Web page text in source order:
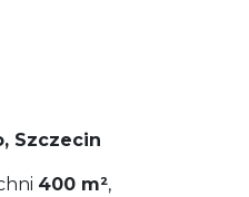
Szczecin
400 m²,